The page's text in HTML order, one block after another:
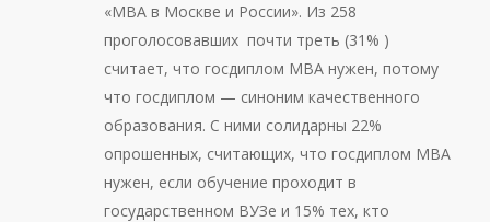
«МВА в Москве и России». Из 258
проголосовавших почти треть (31% )
считает, что госдиплом МВА нужен, потому
что госдиплом — синоним качественного
образования. С ними солидарны 22%
опрошенных, считающих, что госдиплом МВА
нужен, если обучение проходит в
государственном ВУЗе и 15% тех, кто